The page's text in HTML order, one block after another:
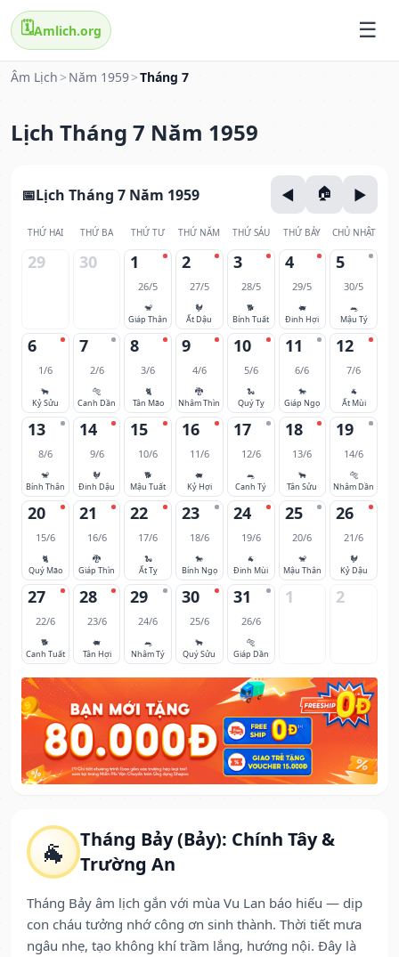
🗓️Amlich.org
Âm Lịch > Năm 1959>Tháng 7
Lịch Tháng 7 Năm 1959
🐐
Tháng Bảy (Bảy): Chính Tây &
Trường An
Tháng Bảy âm lịch gắn với mùa Vu Lan báo hiếu — dịp
con cháu tưởng nhớ công ơn sinh thành. Thời tiết mưa
ngâu nhẹ, tạo không khí trầm lắng, hướng nội. Đây là
Lịch Tháng 7 Năm 1959
THỨ HAI THỨ BA THỨ TƯ THỨ NĂM THỨ SÁU THỨ BẢY CHỦ NHẬT
29 30 1
26/5
🐒
Giáp Thân
2
27/5
🐓
Ất Dậu
3
28/5
🐕
Bính Tuất
4
29/5
🐖
Đinh Hợi
5
30/5
🐀
Mậu Tý
6
1/6
🐂
Kỷ Sửu
7
2/6
🐅
Canh Dần
8
3/6
🐈
Tân Mão
9
4/6
🐉
Nhâm Thìn
10
5/6
🐍
Quý Tỵ
11
6/6
🐎
Giáp Ngọ
12
7/6
🐐
Ất Mùi
13
8/6
🐒
Bính Thân
14
9/6
🐓
Đinh Dậu
15
10/6
🐕
Mậu Tuất
16
11/6
🐖
Kỷ Hợi
17
12/6
🐀
Canh Tý
18
13/6
🐂
Tân Sửu
19
14/6
🐅
Nhâm Dần
20
15/6
🐈
Quý Mão
21
16/6
🐉
Giáp Thìn
22
17/6
🐍
Ất Tỵ
23
18/6
🐎
Bính Ngọ
24
19/6
🐐
Đinh Mùi
25
20/6
🐒
Mậu Thân
26
21/6
🐓
Kỷ Dậu
27
22/6
🐕
Canh Tuất
28
23/6
🐖
Tân Hợi
29
24/6
🐀
Nhâm Tý
30
25/6
🐂
Quý Sửu
31
26/6
🐅
Giáp Dần
1 2